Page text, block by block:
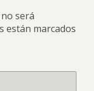
será
están marcados